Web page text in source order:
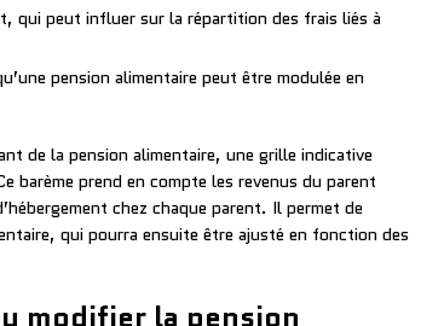
qui peut influer sur la répartition des frais liés à
pension alimentaire peut être modulée en
de la pension alimentaire, une grille indicative
barème prend en compte les revenus du parent
chez chaque parent. Il permet de
qui pourra ensuite être ajusté en fonction des
modifier la pension